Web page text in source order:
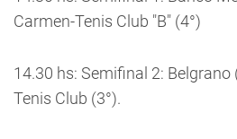
Carmen-Tenis Club "B" (4°)
14.30 hs: Semifinal 2: Belgrano
Tenis Club (3°).